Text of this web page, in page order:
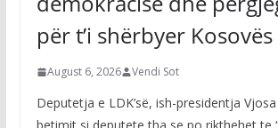
demokracisë dhe
për t’i shërbyer Kosovës
Deputetja e LDK’së, ish-presidentja Vjosa